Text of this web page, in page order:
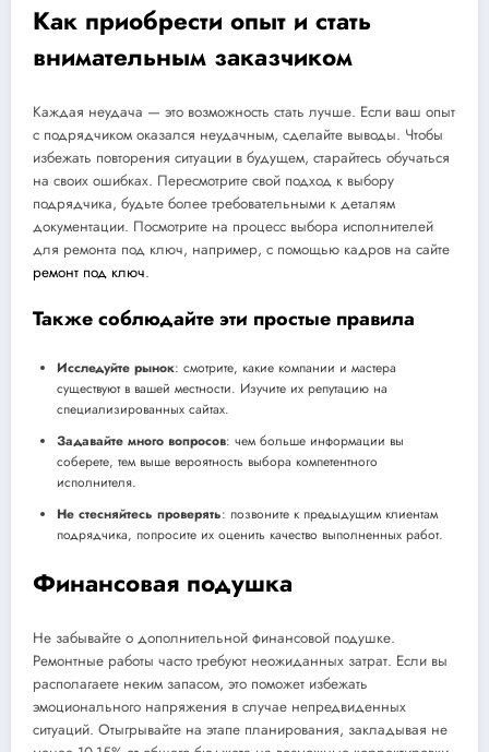
Как приобрести опыт и стать
внимательным заказчиком
Каждая неудача — это возможность стать лучше. Если ваш опыт
с подрядчиком оказался неудачным, сделайте выводы. Чтобы
избежать повторения ситуации в будущем, старайтесь обучаться
на своих ошибках. Пересмотрите свой подход к выбору
подрядчика, будьте более требовательными к деталям
документации. Посмотрите на процесс выбора исполнителей
для ремонта под ключ, например, с помощью кадров на сайте
ремонт под ключ.
Также соблюдайте эти простые правила
Исследуйте рынок: смотрите, какие компании и мастера
существуют в вашей местности. Изучите их репутацию на
специализированных сайтах.
Задавайте много вопросов: чем больше информации вы
соберете, тем выше вероятность выбора компетентного
исполнителя.
Не стесняйтесь проверять: позвоните к предыдущим клиентам
подрядчика, попросите их оценить качество выполненных работ.
Финансовая подушка
Не забывайте о дополнительной финансовой подушке.
Ремонтные работы часто требуют неожиданных затрат. Если вы
располагаете неким запасом, это поможет избежать
эмоционального напряжения в случае непредвиденных
ситуаций. Отыгрывайте на этапе планирования, закладывая не